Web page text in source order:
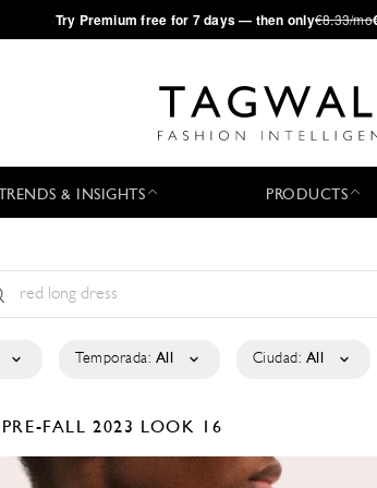
·Try Premium free for 7 days — then only€8.33/mo
TRENDS & INSIGHTS PRODUCTS
Temporada: All Ciudad: All
PRE-FALL 2023 LOOK 16